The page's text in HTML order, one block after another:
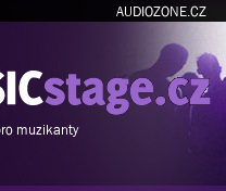
AUDIOZONE.CZ
muzikanty